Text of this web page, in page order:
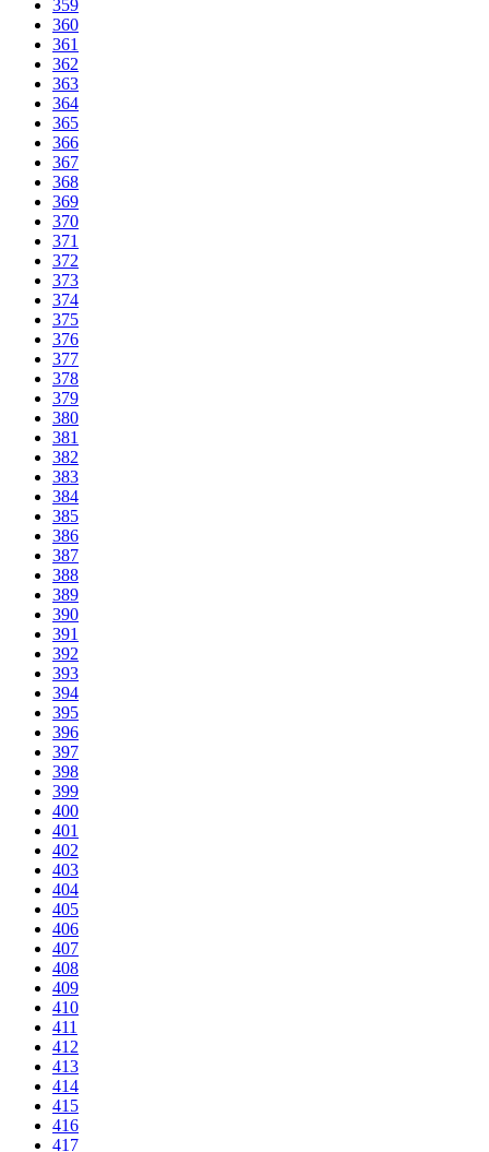
359
360
361
362
363
364
365
366
367
368
369
370
371
372
373
374
375
376
377
378
379
380
381
382
383
384
385
386
387
388
389
390
391
392
393
394
395
396
397
398
399
400
401
402
403
404
405
406
407
408
409
410
411
412
413
414
415
416
417